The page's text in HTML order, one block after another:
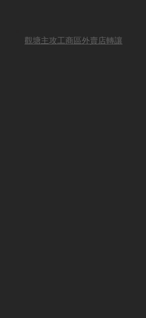
觀塘主攻工商區外賣店轉讓